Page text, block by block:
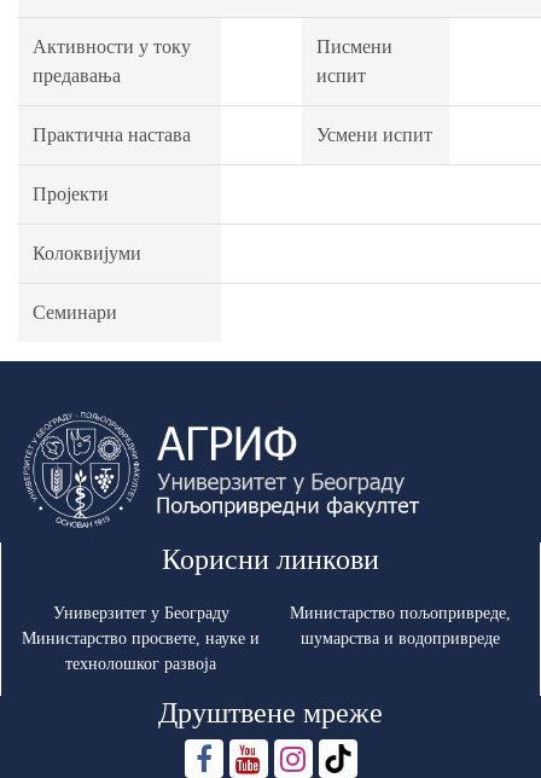
Активности у току
предавања
Писмени
испит
Практична настава Усмени испит
Пројекти
Колоквијуми
Семинари
Корисни линкови
Универзитет у Београду
Министарство просвете, науке и
технолошког развоја
Министарство пољопривреде,
шумарства и водопривреде
Друштвене мреже